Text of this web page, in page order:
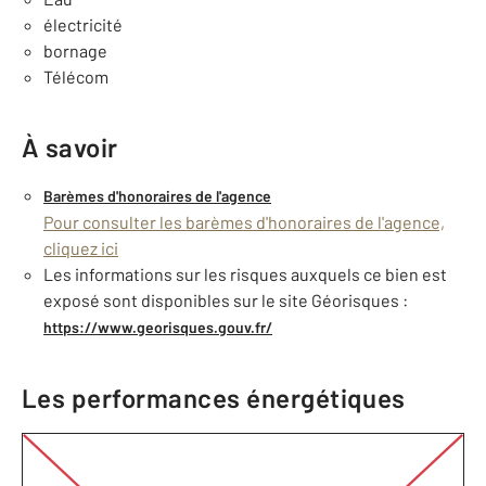
électricité
bornage
Télécom
À savoir
Barèmes d'honoraires de l'agence
Pour consulter les barèmes d'honoraires de l'agence,
cliquez ici
Les informations sur les risques auxquels ce bien est
exposé sont disponibles sur le site Géorisques :
https://www.georisques.gouv.fr/
Les performances énergétiques